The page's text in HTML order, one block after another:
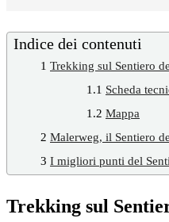
Indice dei contenuti
1 Trekking sul Sentiero
1.1 Scheda
1.2 Mappa
2 Malerweg, il Sentiero
3 I migliori punti del
Trekking sul